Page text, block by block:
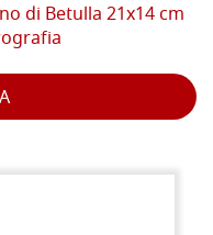
di Betulla 21x14 cm